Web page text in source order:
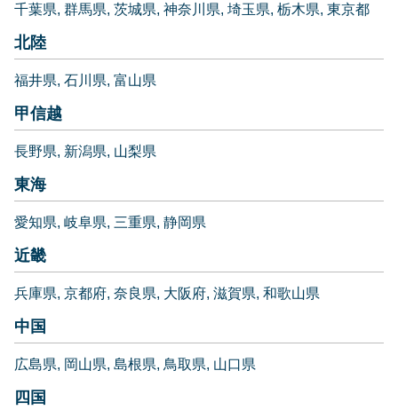
千葉県 群馬県 茨城県 神奈川県 埼玉県 栃木県 東京都
北陸
福井県 石川県 富山県
甲信越
長野県 新潟県 山梨県
東海
愛知県 岐阜県 三重県 静岡県
近畿
兵庫県 京都府 奈良県 大阪府 滋賀県 和歌山県
中国
広島県 岡山県 島根県 鳥取県 山口県
四国